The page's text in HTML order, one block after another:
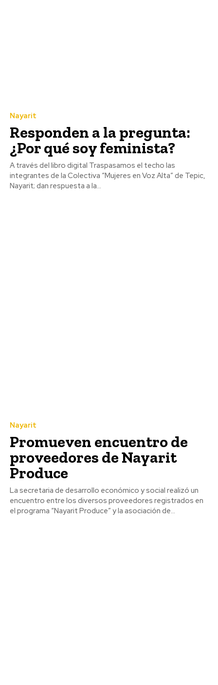
Nayarit
Responden a la pregunta:
¿Por qué soy feminista?
A través del libro digital Traspasamos el techo las
integrantes de la Colectiva “Mujeres en Voz Alta” de Tepic,
Nayarit; dan respuesta a la...
Nayarit
Promueven encuentro de
proveedores de Nayarit
Produce
La secretaria de desarrollo económico y social realizó un
encuentro entre los diversos proveedores registrados en
el programa “Nayarit Produce” y la asociación de...